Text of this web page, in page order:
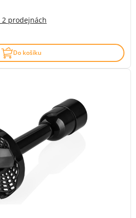
2 prodejnách
Do košíku